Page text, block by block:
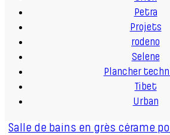
Petra
Projets
rodeno
Selene
Plancher
Tibet
Urban
Salle de bains en grès cérame